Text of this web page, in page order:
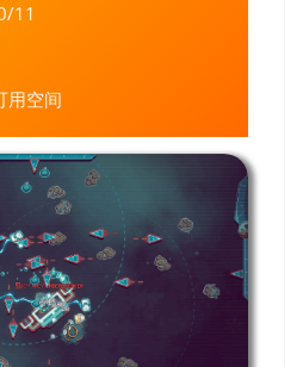
11
用空间